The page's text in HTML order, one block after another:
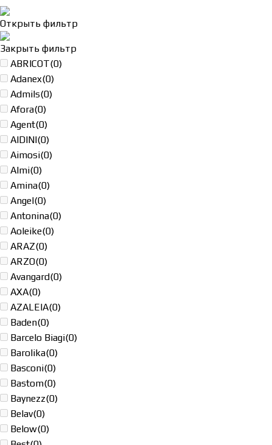
Открыть фильтр
Закрыть фильтр
ABRICOT(0)
Adanex(0)
Admils(0)
Afora(0)
Agent(0)
AIDINI(0)
Aimosi(0)
Almi(0)
Amina(0)
Angel(0)
Antonina(0)
Aoleike(0)
ARAZ(0)
ARZO(0)
Avangard(0)
AXA(0)
AZALEIA(0)
Baden(0)
Barcelo Biagi(0)
Barolika(0)
Basconi(0)
Bastom(0)
Baynezz(0)
Belav(0)
Below(0)